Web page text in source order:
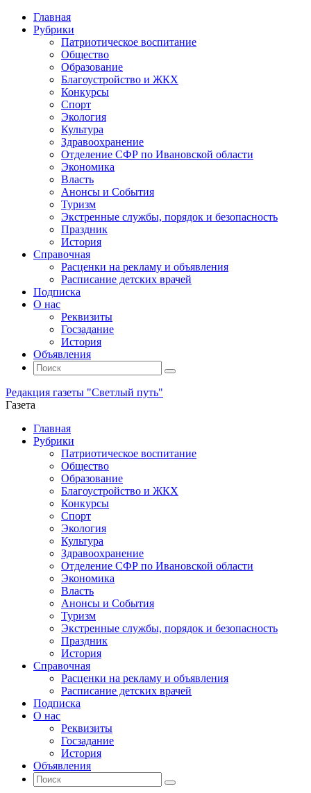
Главная
Рубрики
Патриотическое воспитание
Общество
Образование
Благоустройство и ЖКХ
Конкурсы
Спорт
Экология
Культура
Здравоохранение
Отделение СФР по Ивановской области
Экономика
Власть
Анонсы и События
Туризм
Экстренные службы, порядок и безопасность
Праздник
История
Справочная
Расценки на рекламу и объявления
Расписание детских врачей
Подписка
О нас
Реквизиты
Госзадание
История
Объявления
Поиск
Искать:
Поиск
Редакция газеты "Светлый путь"
Газета
Промотать
содержимому
Главная
Рубрики
Патриотическое воспитание
Общество
Образование
Благоустройство и ЖКХ
Конкурсы
Спорт
Экология
Культура
Здравоохранение
Отделение СФР по Ивановской области
Экономика
Власть
Анонсы и События
Туризм
Экстренные службы, порядок и безопасность
Праздник
История
Справочная
Расценки на рекламу и объявления
Расписание детских врачей
Подписка
О нас
Реквизиты
Госзадание
История
Объявления
Поиск
Искать:
Поиск